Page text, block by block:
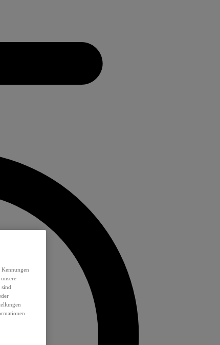
Kennungen
sind